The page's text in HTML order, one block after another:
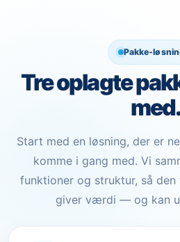
Pakke-
Tre oplagte
Start med en løsning, der er
komme i gang med. Vi
funktioner og struktur, så
giver værdi — og kan